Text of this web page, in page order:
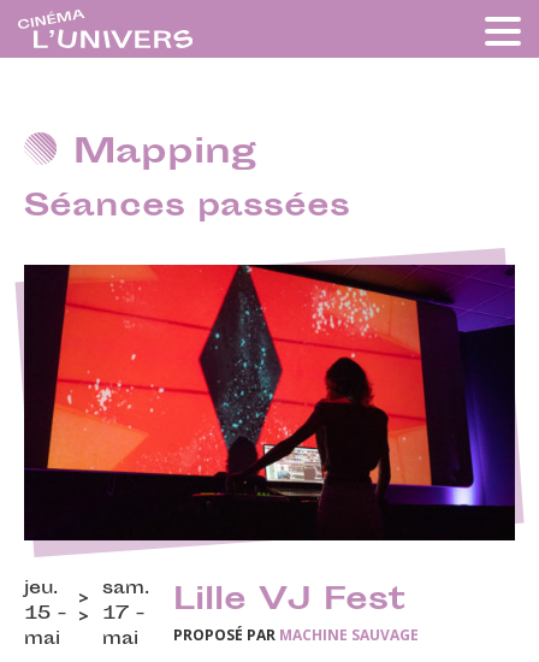
Mapping
Séances passées
jeu.
15 -
mai
sam.
17 -
mai
Lille VJ Fest
PROPOSÉ PAR MACHINE SAUVAGE